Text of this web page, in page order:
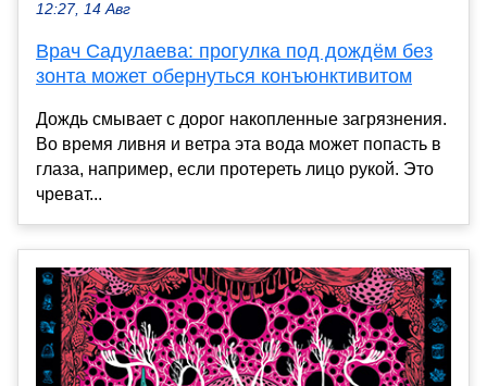
12:27, 14 Авг
Врач Садулаева: прогулка под дождём без
зонта может обернуться конъюнктивитом
Дождь смывает с дорог накопленные загрязнения.
Во время ливня и ветра эта вода может попасть в
глаза, например, если протереть лицо рукой. Это
чреват...